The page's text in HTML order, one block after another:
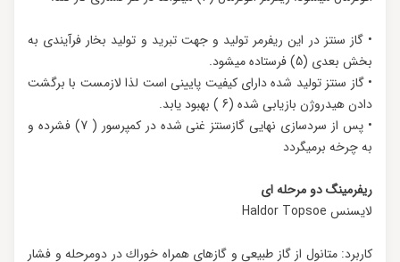
• گاز سنتز در این ریفرمر تولید و جهت تبرید و تولید بخار فرآیندی به
بخش بعدی (5) فرستاده میشود.
• گاز سنتز تولید شده دارای کیفیت پایینی است لذا لازمست با برگشت
دادن هیدروژن بازیابی شده (6 ) بهبود یابد.
• پس از سردسازی نهایی گازسنتز غنی شده در کمپرسور ( 7) فشرده و
به چرخه برمیگردد
ریفرمینگ دو مرحله ای
لایسنس Haldor Topsoe
کاربرد: متانول از گاز طبیعی و گازهای همراه خوراك در دومرحله و فشار